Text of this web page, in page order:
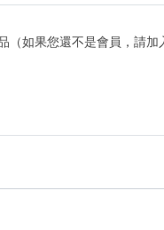
如果您還不是會員，請加